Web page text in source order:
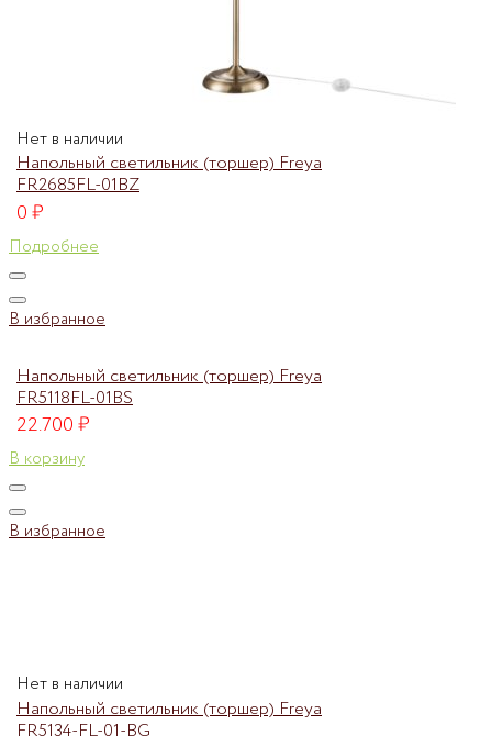
Нет в наличии
Напольный светильник (торшер) Freya
FR2685FL-01BZ
0₽
Подробнее
В избранное
Напольный светильник (торшер) Freya
FR5118FL-01BS
22.700₽
В корзину
В избранное
Нет в наличии
Напольный светильник (торшер) Freya
FR5134-FL-01-BG